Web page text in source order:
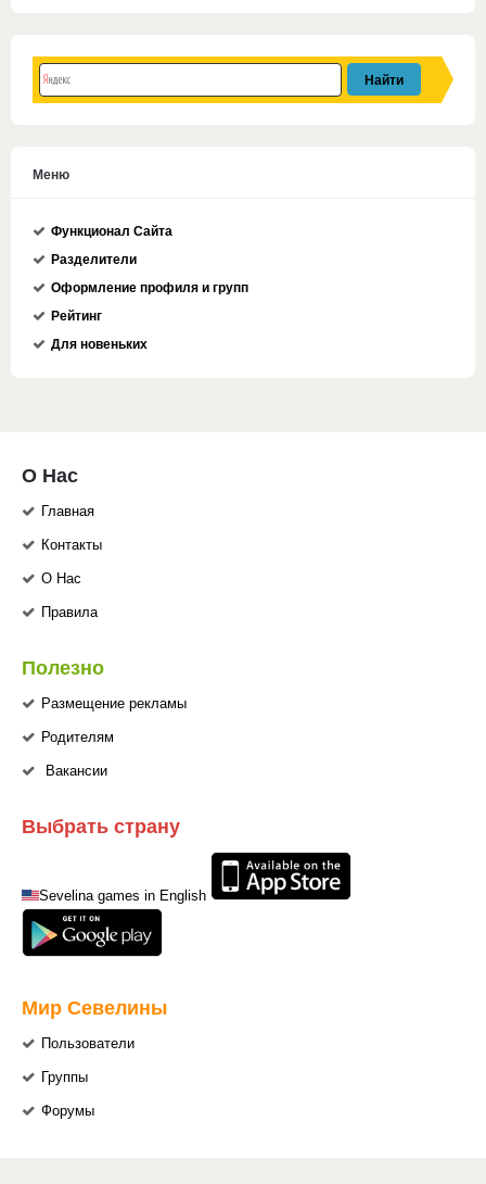
Меню
Функционал Сайта
Разделители
Оформление профиля и групп
Рейтинг
Для новеньких
О Нас
Главная
Контакты
О Нас
Правила
Полезно
Размещение рекламы
Родителям
Вакансии
Выбрать страну
Sevelina games in English
Мир Севелины
Пользователи
Группы
Форумы